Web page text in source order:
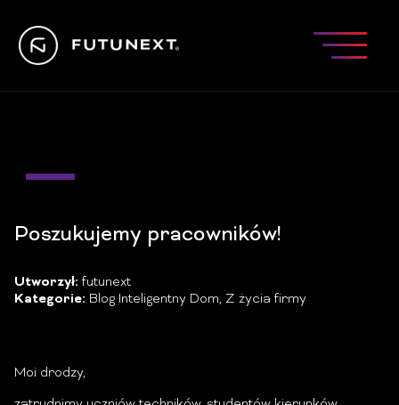
Poszukujemy pracowników!
Utworzył: futunext
Kategorie: Blog Inteligentny Dom, Z życia firmy
Moi drodzy,